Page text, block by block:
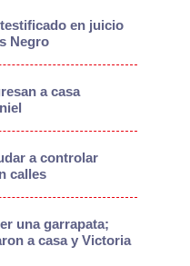
en juicio
Negro
a casa
a controlar
calles
una garrapata;
a casa y Victoria